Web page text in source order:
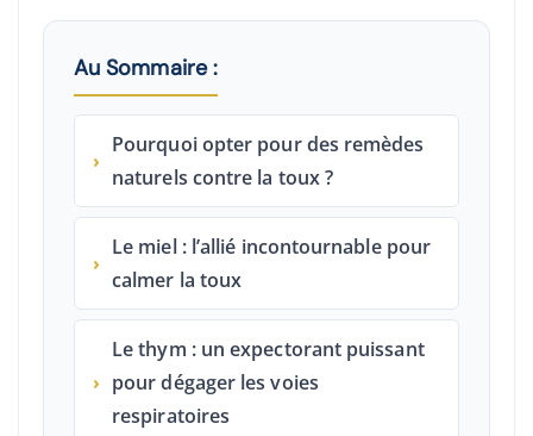
Au Sommaire :
›
Pourquoi opter pour des remèdes
naturels contre la toux ?
›
Le miel : l’allié incontournable pour
calmer la toux
›
Le thym : un expectorant puissant
pour dégager les voies
respiratoires